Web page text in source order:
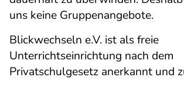
uns keine Gruppenangebote.
Blickwechseln e.V. ist als freie
Unterrichtseinrichtung nach dem
Privatschulgesetz anerkannt und